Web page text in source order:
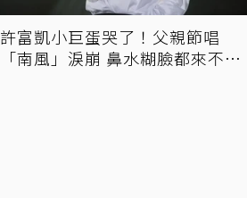
許富凱小巨蛋哭了！父親節唱
「南風」淚崩 鼻水糊臉都來不及